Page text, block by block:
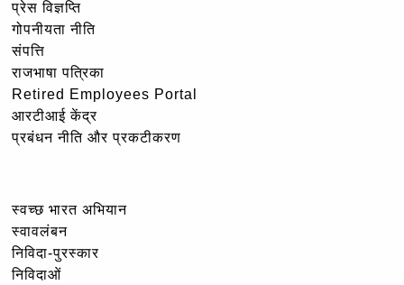
प्रेस विज्ञप्ति
गोपनीयता नीति
संपत्ति
राजभाषा पत्रिका
Retired Employees Portal
आरटीआई केंद्र
प्रबंधन नीति और प्रकटीकरण
स्वच्छ भारत अभियान
स्वावलंबन
निविदा-पुरस्कार
निविदाओं